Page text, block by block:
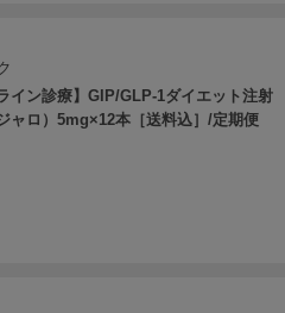
イン診療】GIP/GLP-1ダイエット注射
ャロ）5mg×12本［送料込］/定期便